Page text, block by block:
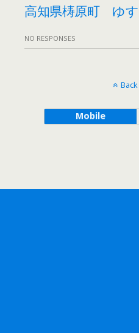
高知県梼原町 ゆ
NO RESPONSES
Mobile